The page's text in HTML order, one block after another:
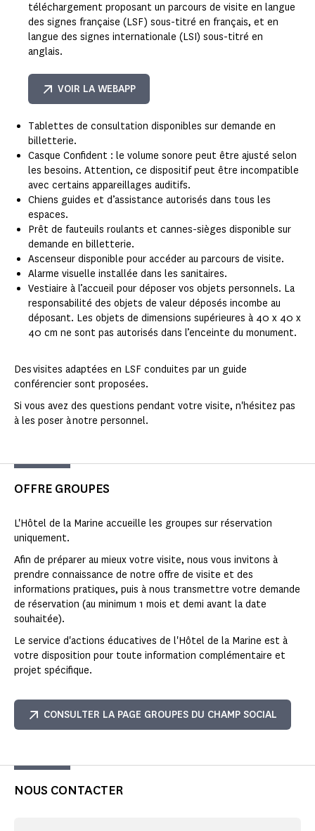
téléchargement proposant un parcours de visite en langue
des signes française (LSF) sous-titré en français, et en
langue des signes internationale (LSI) sous-titré en
anglais.
VOIR LA WEBAPP
Tablettes de consultation disponibles sur demande en
billetterie.
Casque Confident : le volume sonore peut être ajusté selon
les besoins. Attention, ce dispositif peut être incompatible
avec certains appareillages auditifs.
Chiens guides et d’assistance autorisés dans tous les
espaces.
Prêt de fauteuils roulants et cannes-sièges disponible sur
demande en billetterie.
Ascenseur disponible pour accéder au parcours de visite.
Alarme visuelle installée dans les sanitaires.
Vestiaire à l’accueil pour déposer vos objets personnels. La
responsabilité des objets de valeur déposés incombe au
déposant. Les objets de dimensions supérieures à 40 x 40 x
40 cm ne sont pas autorisés dans l’enceinte du monument.
Des visites adaptées en LSF conduites par un guide
conférencier sont proposées.
Si vous avez des questions pendant votre visite, n'hésitez pas
à les poser à notre personnel.
OFFRE GROUPES
L'Hôtel de la Marine accueille les groupes sur réservation
uniquement.
Afin de préparer au mieux votre visite, nous vous invitons à
prendre connaissance de notre offre de visite et des
informations pratiques, puis à nous transmettre votre demande
de réservation (au minimum 1 mois et demi avant la date
souhaitée).
Le service d'actions éducatives de l'Hôtel de la Marine est à
votre disposition pour toute information complémentaire et
projet spécifique.
CONSULTER LA PAGE GROUPES DU CHAMP SOCIAL
NOUS CONTACTER